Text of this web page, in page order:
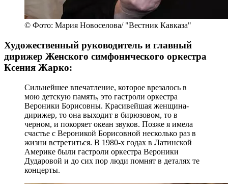
© Фото: Мария Новоселова/ "Вестник Кавказа"
Художественный руководитель и главный
дирижер Женского симфонического оркестра
Ксения Жарко:
Сильнейшее впечатление, которое врезалось в
мою детскую память, это гастроли оркестра
Вероники Борисовны. Красивейшая женщина-
дирижер, то она выходит в бирюзовом, то в
черном, и покоряет океан звуков. Позже я имела
счастье с Вероникой Борисовной несколько раз в
жизни встретиться. В 1980-х годах в Латинской
Америке были гастроли оркестра Вероники
Дударовой и до сих пор люди помнят в деталях те
концерты.